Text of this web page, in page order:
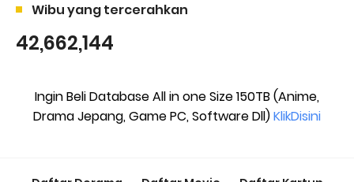
Wibu yang tercerahkan
42,662,144
Ingin Beli Database All in one Size 150TB (Anime,
Drama Jepang, Game PC, Software Dll)KlikDisini